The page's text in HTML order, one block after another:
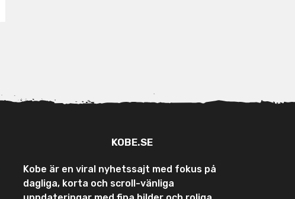
KOBE.SE
Kobe är en viral nyhetssajt med fokus på
dagliga, korta och scroll-vänliga